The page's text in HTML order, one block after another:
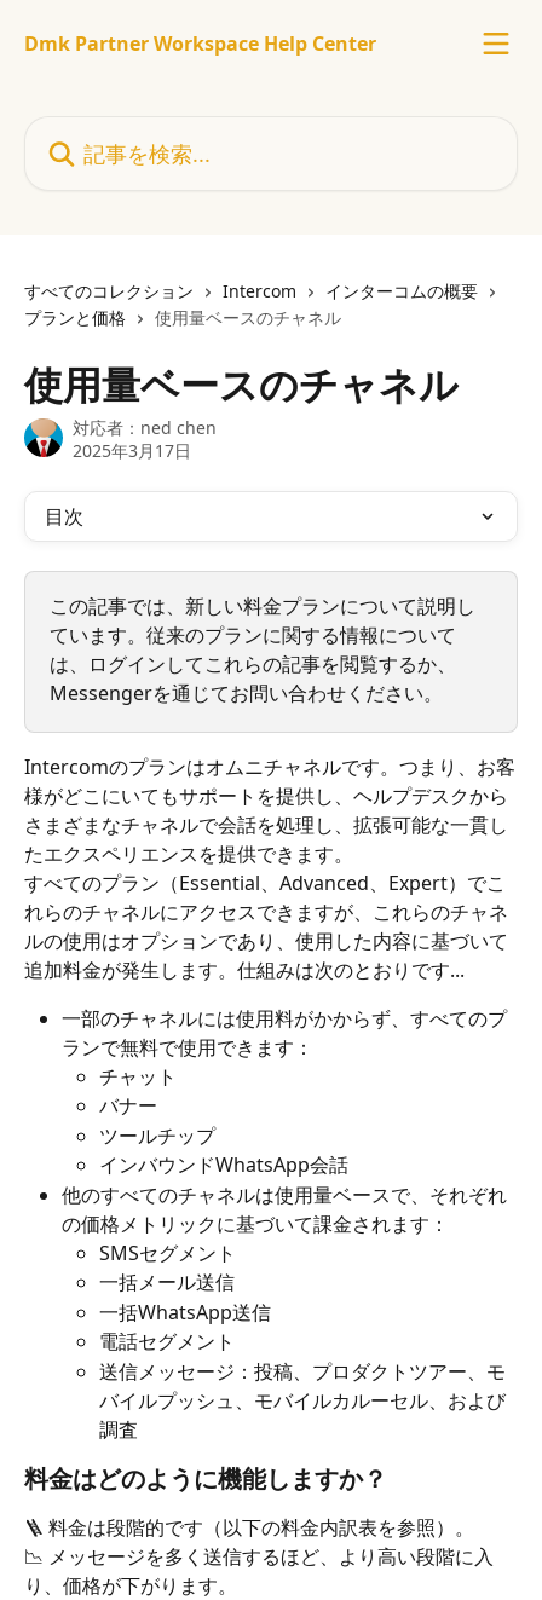
Dmk Partner Workspace Help Center
すべてのコレクション Intercom
インターコムの概要
プランと価格
使用量ベースのチャネル
使用量ベースのチャネル
対応者： ned chen
2025年3月17日
目次
この記事では、新しい料金プランについて説明し
ています。従来のプランに関する情報について
は、ログインしてこれらの記事を閲覧するか、
Messengerを通じてお問い合わせください。
Intercomのプランはオムニチャネルです。つまり、お客
様がどこにいてもサポートを提供し、ヘルプデスクから
さまざまなチャネルで会話を処理し、拡張可能な一貫し
たエクスペリエンスを提供できます。
すべてのプラン（Essential、Advanced、Expert）でこ
れらのチャネルにアクセスできますが、これらのチャネ
ルの使用はオプションであり、使用した内容に基づいて
追加料金が発生します。仕組みは次のとおりです...
一部のチャネルには使用料がかからず、すべてのプ
ランで無料で使用できます：
チャット
バナー
ツールチップ
インバウンドWhatsApp会話
他のすべてのチャネルは使用量ベースで、それぞれ
の価格メトリックに基づいて課金されます：
SMSセグメント
一括メール送信
一括WhatsApp送信
電話セグメント
送信メッセージ：投稿、プロダクトツアー、モ
バイルプッシュ、モバイルカルーセル、および
調査
料金はどのように機能しますか？
🪜 料金は段階的です（以下の料金内訳表を参照）。
📉 メッセージを多く送信するほど、より高い段階に入
り、価格が下がります。